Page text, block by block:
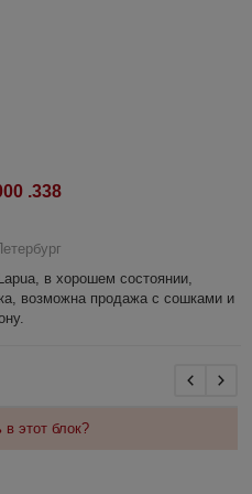
.338
в хорошем состоянии,
возможна продажа с сошками и
в этот блок?